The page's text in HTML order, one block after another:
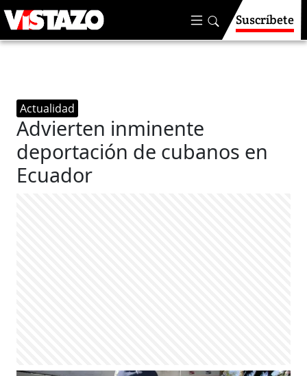
Suscríbete
Actualidad
Advierten inminente
deportación de cubanos en
Ecuador